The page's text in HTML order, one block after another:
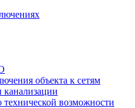
объекта к сетям
канализации
возможности